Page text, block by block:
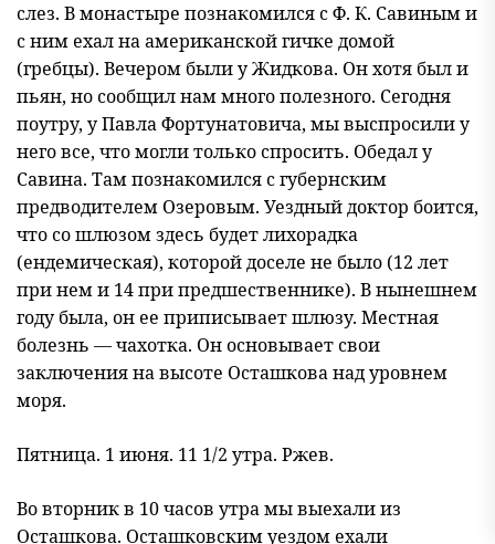
слез. В монастыре познакомился с Ф. К. Савиным и
с ним ехал на американской гичке домой
(гребцы). Вечером были у Жидкова. Он хотя был и
пьян, но сообщил нам много полезного. Сегодня
поутру, у Павла Фортунатовича, мы выспросили у
него все, что могли только спросить. Обедал у
Савина. Там познакомился с губернским
предводителем Озеровым. Уездный доктор боится,
что со шлюзом здесь будет лихорадка
(ендемическая), которой доселе не было (12 лет
при нем и 14 при предшественнике). В нынешнем
году была, он ее приписывает шлюзу. Местная
болезнь — чахотка. Он основывает свои
заключения на высоте Осташкова над уровнем
моря.
Пятница. 1 июня. 11 1/2 утра. Ржев.
Во вторник в 10 часов утра мы выехали из
Осташкова. Осташковским уездом ехали